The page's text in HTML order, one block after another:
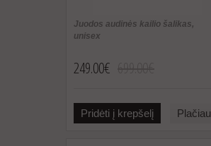
Juodos audinės kailio šalikas,
unisex
249.00€
Pridėti į krepšelį Plačiau